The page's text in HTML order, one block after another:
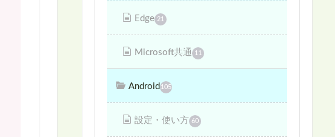
Edge 21
Microsoft共通 11
Android 105
設定・使い方 60